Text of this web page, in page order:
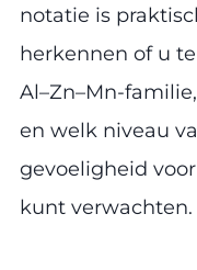
notatie is
herkennen of u
Al–Zn–Mn-
en welk niveau
gevoeligheid voor
kunt verwachten.